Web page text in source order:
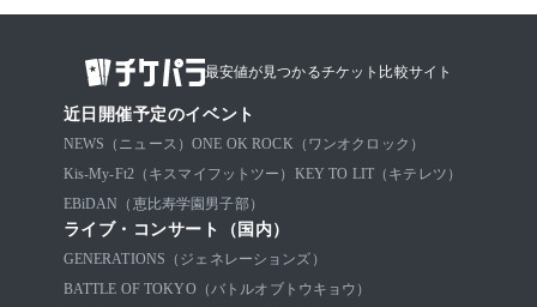
最安値が見つかるチケット比較サイト
近日開催予定のイベント
NEWS（ニュース） ONE OK ROCK（ワンオクロック）
Kis-My-Ft2（キスマイフットツー） KEY TO LIT（キテレツ）
EBiDAN（恵比寿学園男子部）
ライブ・コンサート（国内）
GENERATIONS（ジェネレーションズ）
BATTLE OF TOKYO（バトルオブトウキョウ）